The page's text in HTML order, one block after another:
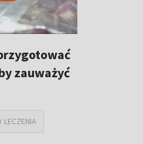
zauważyć
LECZENIA